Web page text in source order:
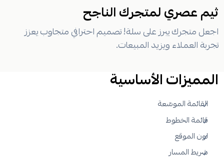
ثيم عصري لمتجرك الناجح
اجعل متجرك يبرز على سلة! تصميم احترافي متجاوب يعزز
تجربة العملاء ويزيد المبيعات.
المميزات الأساسية
القائمة الموسّعة
قائمة الخطوط
لون الموقع
شريط المسار